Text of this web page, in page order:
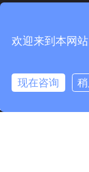
快速链接
产品分类
欢迎来到本网
现在咨询